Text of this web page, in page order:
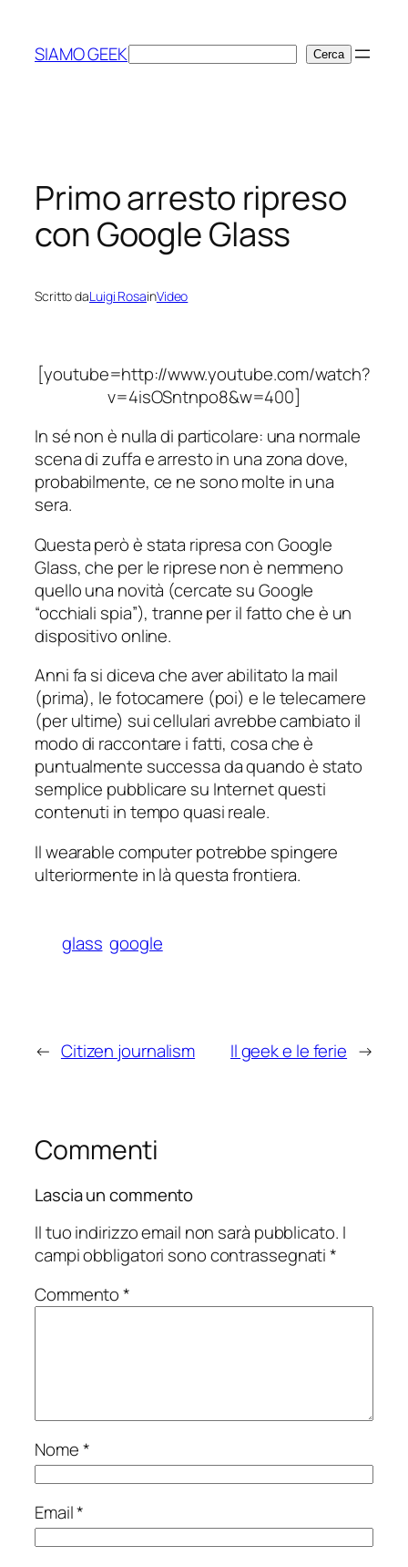
contenuto
SIAMO GEEKCerca Cerca
Primo arresto ripreso
con Google Glass
Scritto daLuigi RosainVideo
[youtube=http://www.youtube.com/watch?
v=4isOSntnpo8&w=400]
In sé non è nulla di particolare: una normale
scena di zuffa e arresto in una zona dove,
probabilmente, ce ne sono molte in una
sera.
Questa però è stata ripresa con Google
Glass, che per le riprese non è nemmeno
quello una novità (cercate su Google
“occhiali spia”), tranne per il fatto che è un
dispositivo online.
Anni fa si diceva che aver abilitato la mail
(prima), le fotocamere (poi) e le telecamere
(per ultime) sui cellulari avrebbe cambiato il
modo di raccontare i fatti, cosa che è
puntualmente successa da quando è stato
semplice pubblicare su Internet questi
contenuti in tempo quasi reale.
Ilwearable computerpotrebbe spingere
ulteriormente in là questa frontiera.
glass google
← Citizen journalism Il geek e le ferie →
Commenti
Lascia un commento
Il tuo indirizzo email non sarà pubblicato. I
campi obbligatori sono contrassegnati*
Commento*
Nome*
Email*